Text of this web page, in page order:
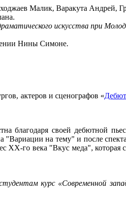
Малик, Варакута Андрей,
искусства при
Нины Симоне.
актеров и сценографов «
благодаря своей дебютной
на тему" и после
го века "Вкус меда", которая с
курс «Современной